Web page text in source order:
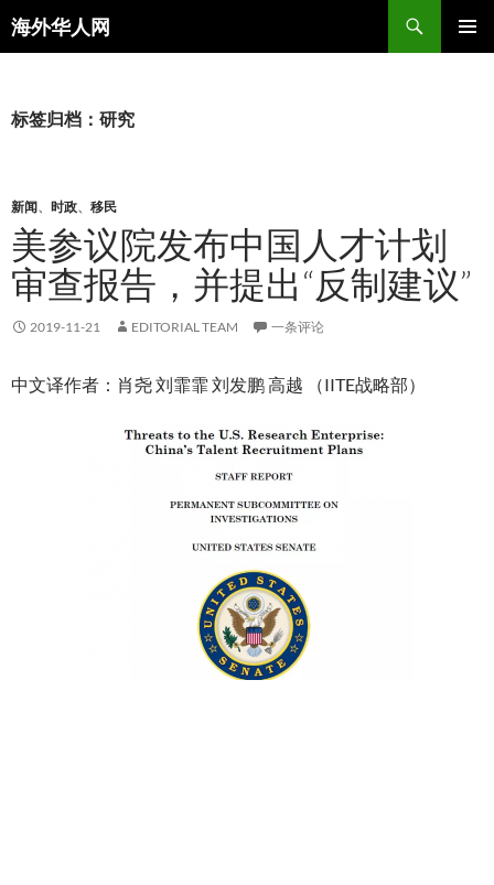
海外华人网
搜
索
文
标签归档：研究
新闻、 时政、 移民
美参议院发布中国人才计划
审查报告，并提出“反制建议”
2019-11-21 EDITORIAL TEAM 一条评论
中文译作者：肖尧 刘霏霏 刘发鹏 高越 （IITE战略部）